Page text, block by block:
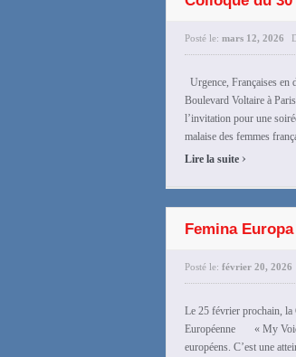
Posté le: mars 12, 2026
Urgence, Françaises en
Boulevard Voltaire à
l’invitation pour une
malaise des femmes
Lire la suite ›
Femina
Posté le: février 20, 2026
Le 25 février prochain, la
Européenne « My
européens. C’est une